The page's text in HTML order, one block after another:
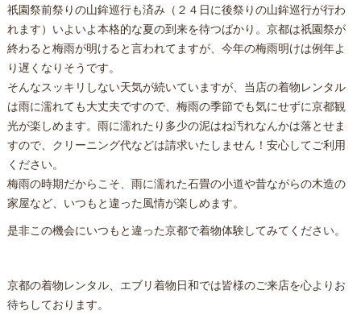
祇園祭前祭りの山鉾巡行も済み（２４日に後祭りの山鉾巡行が行わ
れます）いよいよ本格的な夏の到来を待つばかり。京都は祇園祭が
終わると梅雨が明けると言われてますが、今年の梅雨明けは例年よ
り遅くなりそうです。
そんなスッキリしない天気が続いていますが、当店の着物レンタル
は雨に濡れても大丈夫ですので、梅雨の季節でも気にせずに京都観
光が楽しめます。雨に濡れたり多少の泥はね汚れなんかは落とせま
すので、クリーニング代などは請求いたしません！安心してご利用
ください。
梅雨の時期だからこそ、雨に濡れた石畳の小道や昔ながらの木造の
家屋など、いつもと違った風情が楽しめます。
是非この機会にいつもと違った京都で着物体験してみてください。
京都の着物レンタル、エブリ着物日和では皆様のご来店を心よりお
待ちしております。